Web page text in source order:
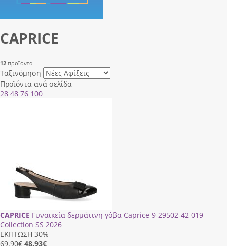
CAPRICE
12 προϊόντα
Ταξινόμηση
Προϊόντα ανά σελίδα
28 48 76 100
CAPRICE Γυναικεία δερμάτινη γόβα Caprice 9-29502-42 019
Collection SS 2026
ΕΚΠΤΩΣΗ 30%
69.90€ 48.93€